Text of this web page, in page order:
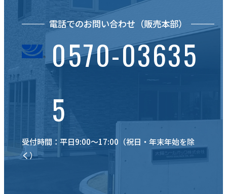
電話でのお問い合わせ（販売本部）
0570-03635
5
受付時間：平日9:00〜17:00（祝日・年末年始を除
く）